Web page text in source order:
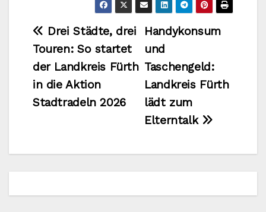
Beitragsnavigation
Handykonsum
und
Taschengeld:
Landkreis Fürth
lädt zum
Elterntalk
Drei Städte, drei
Touren: So startet
der Landkreis Fürth
in die Aktion
Stadtradeln 2026